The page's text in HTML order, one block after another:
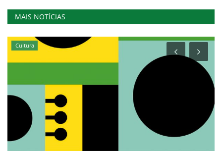
MAIS NOTÍCIAS
Cultura